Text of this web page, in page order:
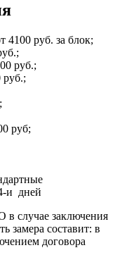
4100 руб. за блок;
руб.;
руб.;
руб;
и дней
случае заключения
замера составит: в
договора